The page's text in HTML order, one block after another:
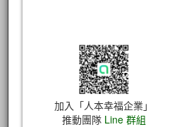
加入「人本幸福企業」
推動團隊 Line 群組